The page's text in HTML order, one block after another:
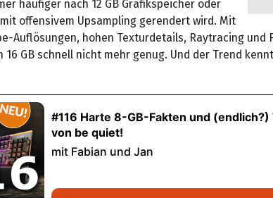
häufiger nach 12 GB Grafikspeicher oder
offensivem Upsampling gerendert wird. Mit
Auflösungen, hohen Texturdetails, Raytracing und
16 GB schnell nicht mehr genug. Und der Trend